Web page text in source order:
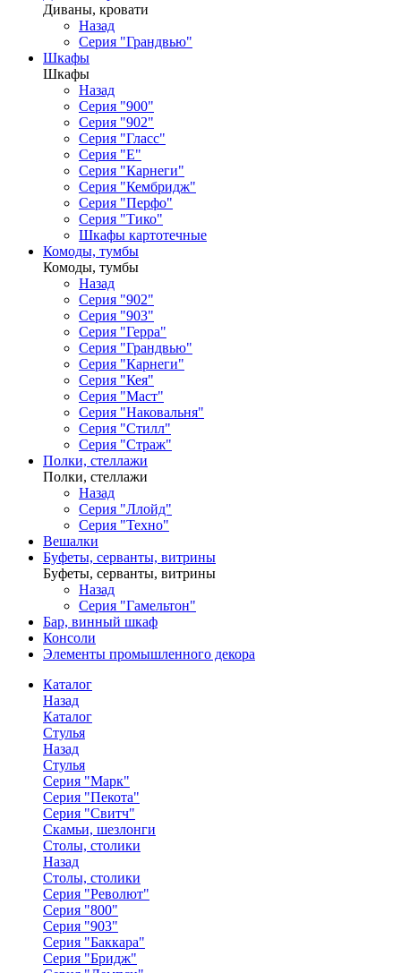
Диваны, кровати
Назад
Серия "Грандвью"
Шкафы
Шкафы
Назад
Серия "900"
Серия "902"
Серия "Гласс"
Серия "Е"
Серия "Карнеги"
Серия "Кембридж"
Серия "Перфо"
Серия "Тико"
Шкафы картотечные
Комоды, тумбы
Комоды, тумбы
Назад
Серия "902"
Серия "903"
Серия "Герра"
Серия "Грандвью"
Серия "Карнеги"
Серия "Кея"
Серия "Маст"
Серия "Наковальня"
Серия "Стилл"
Серия "Страж"
Полки, стеллажи
Полки, стеллажи
Назад
Серия "Ллойд"
Серия "Техно"
Вешалки
Буфеты, серванты, витрины
Буфеты, серванты, витрины
Назад
Серия "Гамельтон"
Бар, винный шкаф
Консоли
Элементы промышленного декора
Каталог
Назад
Каталог
Стулья
Назад
Стулья
Серия "Марк"
Серия "Пекота"
Серия "Свитч"
Скамьи, шезлонги
Столы, столики
Назад
Столы, столики
Серия "Револют"
Серия "800"
Серия "903"
Серия "Баккара"
Серия "Бридж"